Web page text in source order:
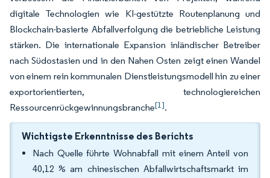
digitale Technologien wie KI-gestützte Routenplanung und
Blockchain-basierte Abfallverfolgung die betriebliche Leistung
stärken. Die internationale Expansion inländischer Betreiber
nach Südostasien und in den Nahen Osten zeigt einen Wandel
von einem rein kommunalen Dienstleistungsmodell hin zu einer
exportorientierten, technologiereichen
Ressourcenrückgewinnungsbranche[1].
Wichtigste Erkenntnisse des Berichts
Nach Quelle führte Wohnabfall mit einem Anteil von
40,12 % am chinesischen Abfallwirtschaftsmarkt im